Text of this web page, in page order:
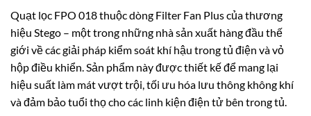
Quạt lọc FPO 018 thuộc dòng Filter Fan Plus của thương
hiệu Stego – một trong những nhà sản xuất hàng đầu thế
giới về các giải pháp kiểm soát khí hậu trong tủ điện và vỏ
hộp điều khiển. Sản phẩm này được thiết kế để mang lại
hiệu suất làm mát vượt trội, tối ưu hóa lưu thông không khí
và đảm bảo tuổi thọ cho các linh kiện điện tử bên trong tủ.